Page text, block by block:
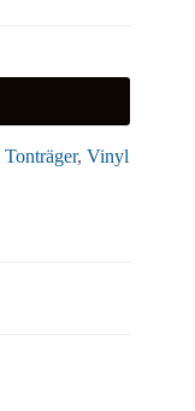
Tonträger, Vinyl